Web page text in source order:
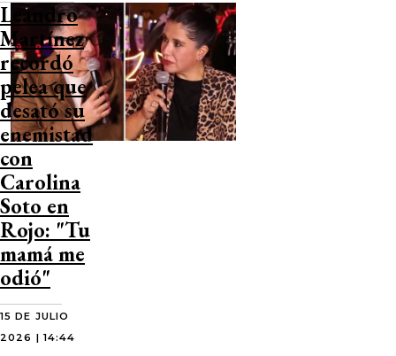
Leandro
Martínez
recordó
pelea que
desató su
enemistad
con
Carolina
Soto en
Rojo: "Tu
mamá me
odió"
15 DE JULIO
2026 | 14:44